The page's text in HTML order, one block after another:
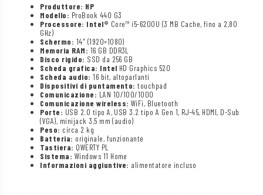
Produttore: HP
Modello: ProBook 440 G3
Processore: Intel® Core™ i5-6200U (3 MB Cache, fino a 2,80
GHz)
Schermo: 14″ (1920×1080)
Memoria RAM: 16 GB DDR3L
Disco rigido: SSD da 256 GB
Scheda grafica: Intel HD Graphics 520
Scheda audio: 16 bit, altoparlanti
Dispositivi di puntamento: touchpad
Comunicazione: LAN 10/100/1000
Comunicazione wireless: WiFi, Bluetooth
Porte: USB 2.0 tipo A, USB 3.2 tipo A Gen 1, RJ-45, HDMI, D-Sub
(VGA), minijack 3,5 mm (audio)
Peso: circa 2 kg
Batteria: originale, funzionante
Tastiera: QWERTY PL
Sistema: Windows 11 Home
Informazioni aggiuntive: alimentatore incluso